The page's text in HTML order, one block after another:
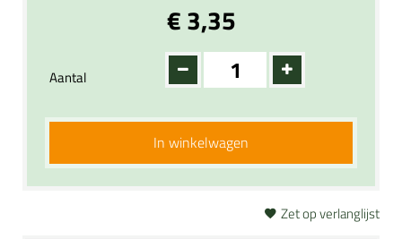
€ 3,35
Aantal
In winkelwagen
Zet op verlanglijst